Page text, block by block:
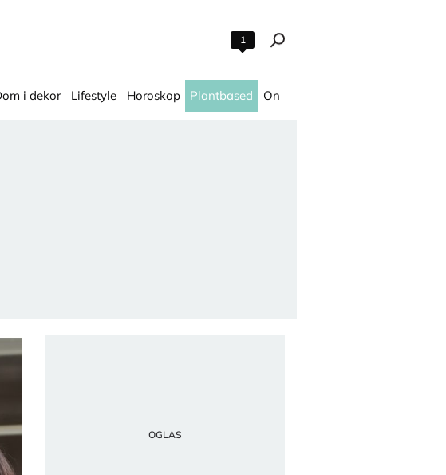
1
i dekor Lifestyle Horoskop Plantbased On